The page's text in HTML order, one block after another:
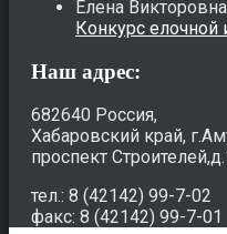
Елена
Конкурс елочной
Наш адрес:
682640 Россия,
Хабаровский край,
проспект
тел.: 8 (42142) 99-7-02
факс: 8 (42142) 99-7-01